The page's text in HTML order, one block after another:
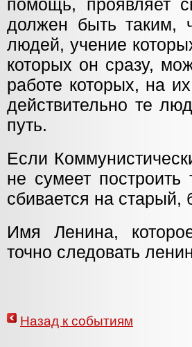
помощь, проявляет
должен быть таким,
людей, учение
которых он сразу,
работе которых, на
действительно те
путь.
Если
не сумеет построить
сбивается на старый,
Имя Ленина,
точно следовать
Назад к событиям